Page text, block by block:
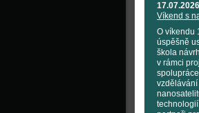
17.07.2026
Víkend s
O víkendu
úspěšně
škola
v rámci
vzdělávání